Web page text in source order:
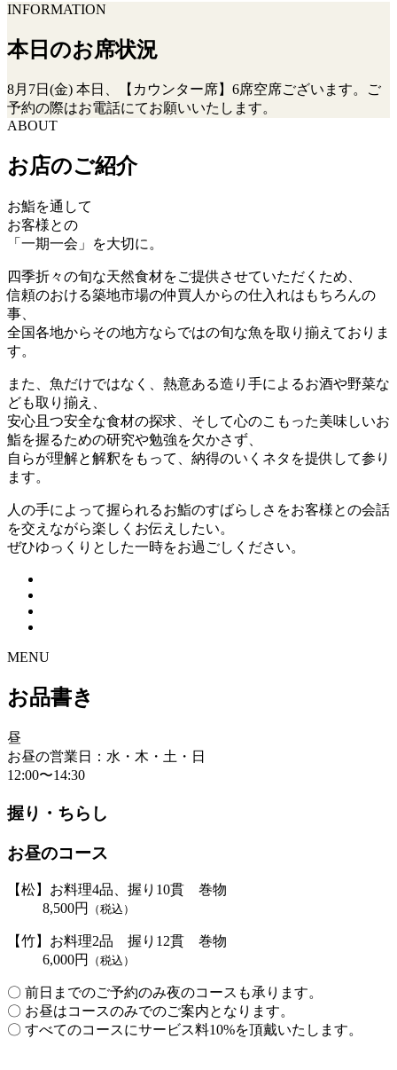
INFORMATION
本日のお席状況
8月7日(金) 本日、【カウンター席】6席空席ございます。ご
予約の際はお電話にてお願いいたします。
ABOUT
お店のご紹介
お鮨を通して
お客様との
「一期一会」を大切に。
四季折々の旬な天然食材をご提供させていただくため、
信頼のおける築地市場の仲買人からの仕入れはもちろんの
事、
全国各地からその地方ならではの旬な魚を取り揃えておりま
す。
また、魚だけではなく、熱意ある造り手によるお酒や野菜な
ども取り揃え、
安心且つ安全な食材の探求、そして心のこもった美味しいお
鮨を握るための研究や勉強を欠かさず、
自らが理解と解釈をもって、納得のいくネタを提供して参り
ます。
人の手によって握られるお鮨のすばらしさをお客様との会話
を交えながら楽しくお伝えしたい。
ぜひゆっくりとした一時をお過ごしください。
MENU
お品書き
昼
お昼の営業日：水・木・土・日
12:00〜14:30
握り・ちらし
お昼のコース
【松】お料理4品、握り10貫 巻物
8,500円
（税込）
【竹】お料理2品 握り12貫 巻物
6,000円
（税込）
〇 前日までのご予約のみ夜のコースも承ります。
〇 お昼はコースのみでのご案内となります。
〇 すべてのコースにサービス料10%を頂戴いたします。